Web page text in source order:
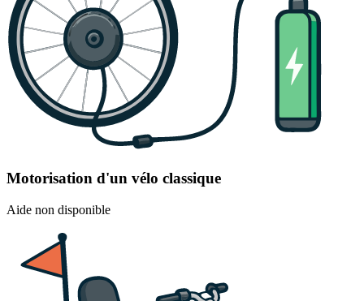
Motorisation d'un vélo classique
Aide non disponible